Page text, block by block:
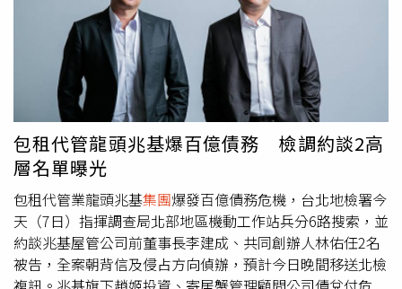
攜手照顧孩子，共同承擔父母責任。聲明最後也向外界表達
感謝，並祝福大家平安快樂，正式為這段婚姻畫下句點。另
據《壹蘋新聞網》稍早報導，彭小刀與林文晴的婚姻其實早
已畫下句點，雙方近半年各自生活，離婚消息也並非近日才
傳出，而是在熟識兩人的親友及名流圈流傳已久，只是夫妻
倆始終保持低調，未曾對外證實，因此外界一直未察覺婚姻
已生變。直到近日徐莉玲因接連發文評論王菲、張柏芝等
人，引發港台娛樂圈熱議，甚至遭王菲好友邱瓈寬揚言提
告，香港藝人向太陳嵐也公開發聲批評。外界一度好奇身為
徐家女婿的彭小刀是否會出面回應，不料卻傳出他早已與林
文晴離婚，昔日「台玻女婿」身分也因此成為過去式。報導
也兩人所生的一雙子女主要由林文晴照顧。雖然出身豪門，
但她平日生活十分低調，不僅親自開車接送孩子上下學，也
包租代管龍頭兆基爆百億債務 檢調約談2高
層名單曝光
包租代管業龍頭兆基集團爆發百億債務危機，台北地檢署今
天（7日）指揮調查局北部地區機動工作站兵分6路搜索，並
約談兆基屋管公司前董事長李建成、共同創辦人林佑任2名
被告，全案朝背信及侵占方向偵辦，預計今日晚間移送北檢